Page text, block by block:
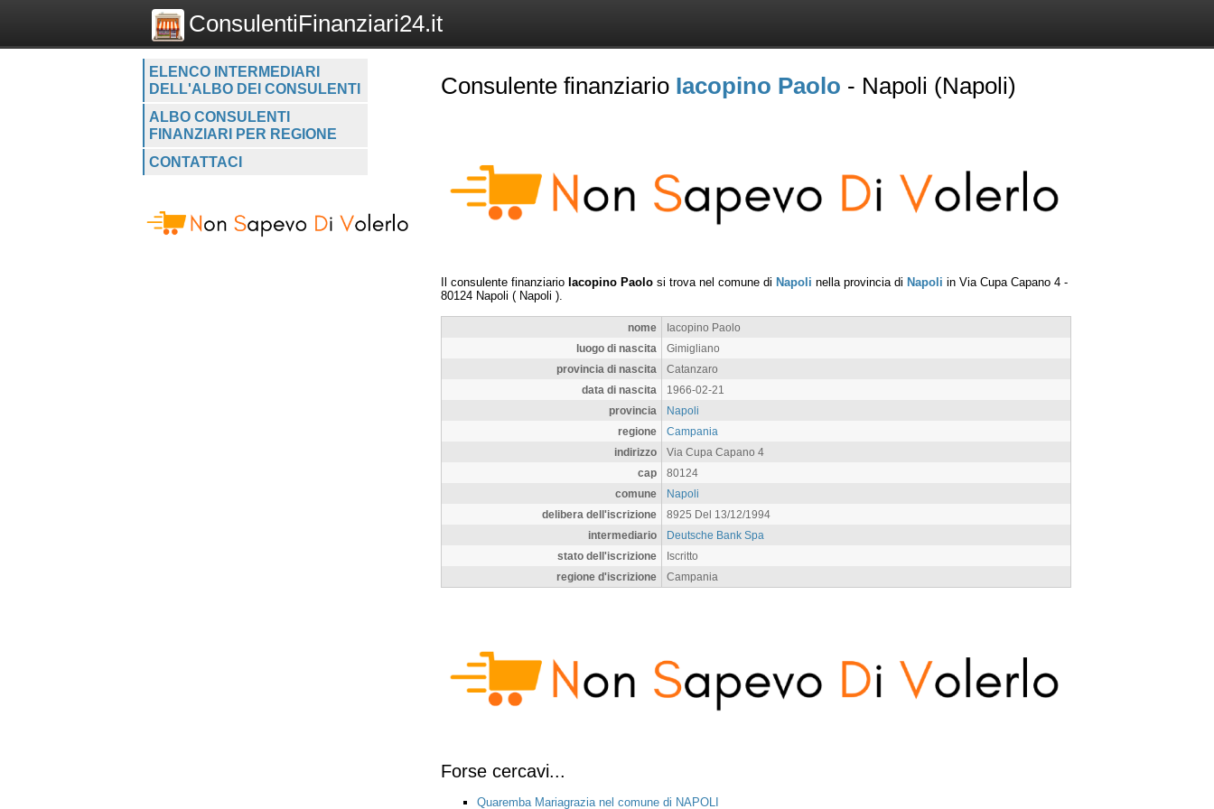
ConsulentiFinanziari24.it
ELENCO INTERMEDIARI
DELL'ALBO DEI CONSULENTI
ALBO CONSULENTI
FINANZIARI PER REGIONE
CONTATTACI
Consulente finanziario Iacopino Paolo - Napoli (Napoli)
Il consulente finanziario Iacopino Paolo si trova nel comune di Napoli nella provincia di Napoli in Via Cupa Capano 4 -
80124 Napoli ( Napoli ).
nome
Iacopino Paolo
luogo di nascita
Gimigliano
provincia di nascita
Catanzaro
data di nascita
1966-02-21
provincia
Napoli
regione
Campania
indirizzo
Via Cupa Capano 4
cap
80124
comune
Napoli
delibera dell'iscrizione
8925 Del 13/12/1994
intermediario
Deutsche Bank Spa
stato dell'iscrizione
Iscritto
regione d'iscrizione
Campania
Forse cercavi...
Quaremba Mariagrazia nel comune di NAPOLI